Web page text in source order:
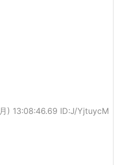
) 13:08:46.69 ID:J/YjtuycM